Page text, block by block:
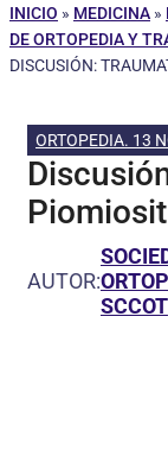
INICIO » MEDICINA »
DE ORTOPEDIA Y
DISCUSIÓN:
ORTOPEDIA. 13
AUTOR:
SCCOT